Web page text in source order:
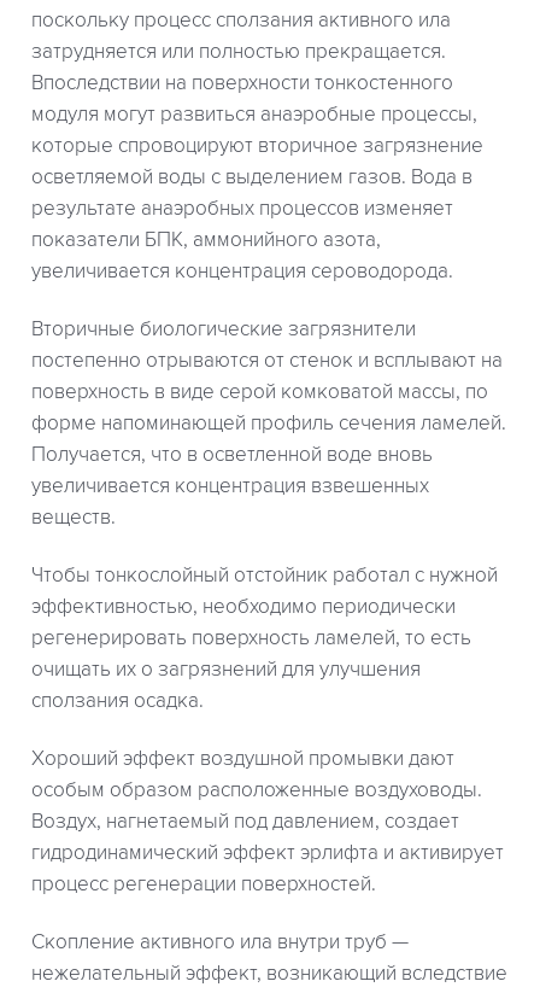
поскольку процесс сползания активного ила
затрудняется или полностью прекращается.
Впоследствии на поверхности тонкостенного
модуля могут развиться анаэробные процессы,
которые спровоцируют вторичное загрязнение
осветляемой воды с выделением газов. Вода в
результате анаэробных процессов изменяет
показатели БПК, аммонийного азота,
увеличивается концентрация сероводорода.
Вторичные биологические загрязнители
постепенно отрываются от стенок и всплывают на
поверхность в виде серой комковатой массы, по
форме напоминающей профиль сечения ламелей.
Получается, что в осветленной воде вновь
увеличивается концентрация взвешенных
веществ.
Чтобы тонкослойный отстойник работал с нужной
эффективностью, необходимо периодически
регенерировать поверхность ламелей, то есть
очищать их о загрязнений для улучшения
сползания осадка.
Хороший эффект воздушной промывки дают
особым образом расположенные воздуховоды.
Воздух, нагнетаемый под давлением, создает
гидродинамический эффект эрлифта и активирует
процесс регенерации поверхностей.
Скопление активного ила внутри труб —
нежелательный эффект, возникающий вследствие